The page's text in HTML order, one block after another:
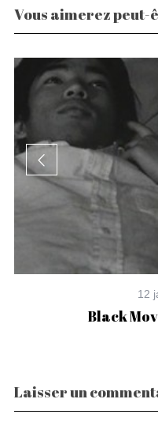
Vous aimerez peut-
12
Black
Laisser un